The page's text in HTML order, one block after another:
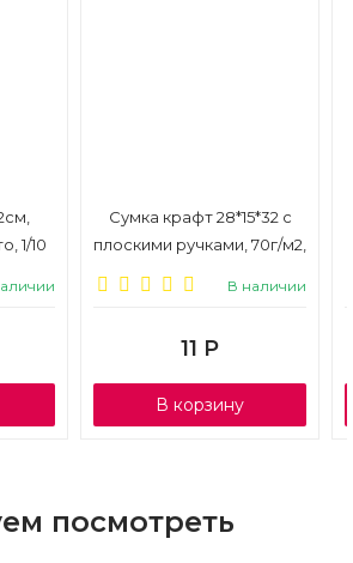
1/10
Сумка крафт 28*15*32 с
плоскими ручками, 70г/м2,
В наличии
11 Р
В корзину
посмотреть